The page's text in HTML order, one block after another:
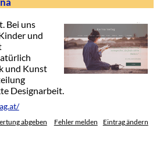
Bei uns
und
und Kunst
Designarbeit.
abgeben Fehler melden Eintrag ändern